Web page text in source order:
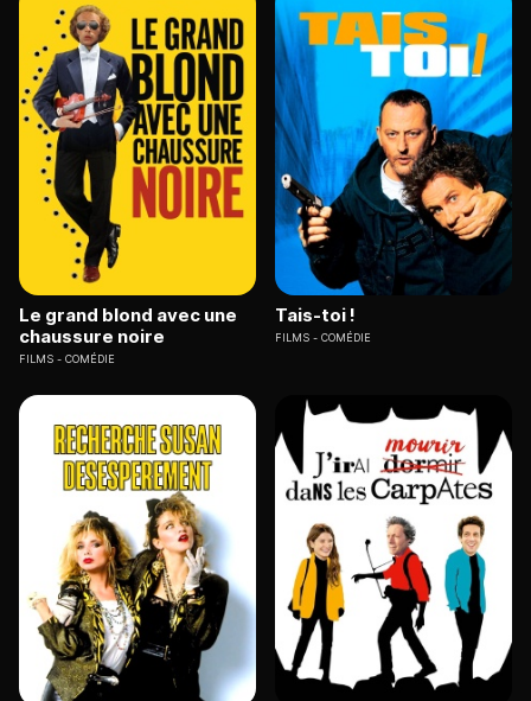
Le grand blond avec une
chaussure noire
FILMS COMÉDIE
Tais-toi !
FILMS COMÉDIE